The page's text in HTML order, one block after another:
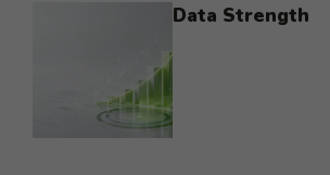
Data Strength